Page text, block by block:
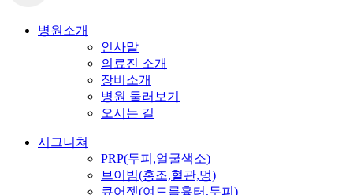
병원소개
인사말
의료진 소개
장비소개
병원 둘러보기
오시는 길
시그니쳐
PRP(두피,얼굴색소)
브이빔(홍조,혈관,멍)
큐어젯(여드름흉터,두피)